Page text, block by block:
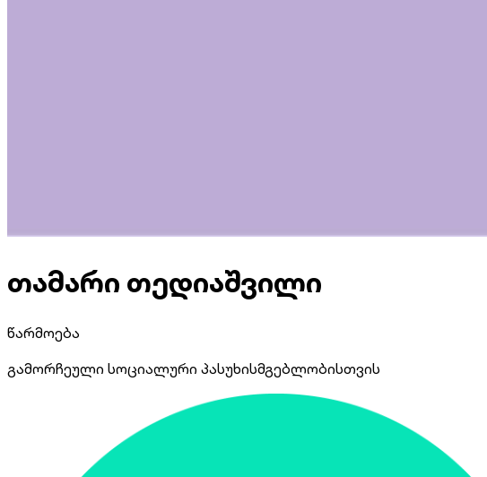
თამარი თედიაშვილი
წარმოება
გამორჩეული სოციალური პასუხისმგებლობისთვის